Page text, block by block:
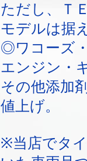
ただし、Ｔ
モデルは据
◎ワコーズ
エンジン・
その他添加
値上げ。
※当店でタ